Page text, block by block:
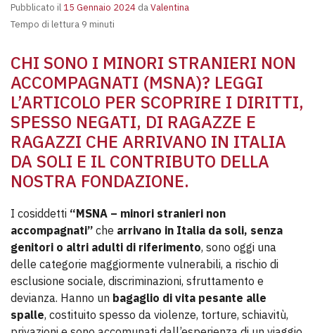
Pubblicato il 15 Gennaio 2024 daValentina
Tempo di lettura 9 minuti
CHI SONO I MINORI STRANIERI NON
ACCOMPAGNATI (MSNA)? LEGGI
L’ARTICOLO PER SCOPRIRE I DIRITTI,
SPESSO NEGATI, DI RAGAZZE E
RAGAZZI CHE ARRIVANO IN ITALIA
DA SOLI E IL CONTRIBUTO DELLA
NOSTRA FONDAZIONE.
I cosiddetti “MSNA – minori stranieri non
accompagnati” che arrivano in Italia da soli, senza
genitori o altri adulti di riferimento, sono oggi una
delle categorie maggiormente vulnerabili, a rischio di
esclusione sociale, discriminazioni, sfruttamento e
devianza. Hanno un bagaglio di vita pesante alle
spalle, costituito spesso da violenze, torture, schiavitù,